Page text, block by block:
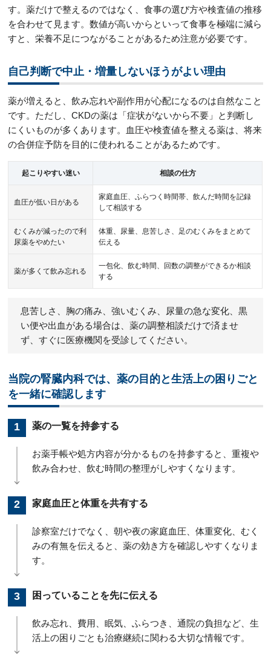
す。薬だけで整えるのではなく、食事の選び方や検査値の推移
を合わせて見ます。数値が高いからといって食事を極端に減ら
すと、栄養不足につながることがあるため注意が必要です。
自己判断で中止・増量しないほうがよい理由
薬が増えると、飲み忘れや副作用が心配になるのは自然なこと
です。ただし、CKDの薬は「症状がないから不要」と判断し
にくいものが多くあります。血圧や検査値を整える薬は、将来
の合併症予防を目的に使われることがあるためです。
起こりやすい迷い 相談の仕方
血圧が低い日がある
家庭血圧、ふらつく時間帯、飲んだ時間を記録
して相談する
むくみが減ったので利
尿薬をやめたい
体重、尿量、息苦しさ、足のむくみをまとめて
伝える
薬が多くて飲み忘れる
一包化、飲む時間、回数の調整ができるか相談
する
息苦しさ、胸の痛み、強いむくみ、尿量の急な変化、黒
い便や出血がある場合は、薬の調整相談だけで済ませ
ず、すぐに医療機関を受診してください。
当院の腎臓内科では、薬の目的と生活上の困りごと
を一緒に確認します
薬の一覧を持参する
お薬手帳や処方内容が分かるものを持参すると、重複や
飲み合わせ、飲む時間の整理がしやすくなります。
家庭血圧と体重を共有する
診察室だけでなく、朝や夜の家庭血圧、体重変化、むく
みの有無を伝えると、薬の効き方を確認しやすくなりま
す。
困っていることを先に伝える
飲み忘れ、費用、眠気、ふらつき、通院の負担など、生
活上の困りごとも治療継続に関わる大切な情報です。